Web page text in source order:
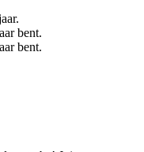
bent.
bent.